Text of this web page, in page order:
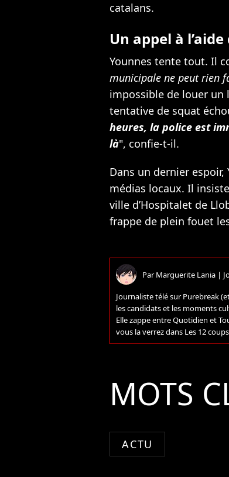
catalans.
Un appel à
Younnes tente tout. Il
municipale ne peut rien
impossible de louer un
tentative de squat
heures, la police est
là", confie-t-il.
Dans un dernier espoir,
médias locaux. Il
ville d’Hospitalet de
frappe de plein fouet
ParMarguerite Lania |
Journaliste télé sur Purebreak
les candidats et les moments
Elle zappe entre Quotidien et
vous la verrez dans Les 12
MOTS
ACTU